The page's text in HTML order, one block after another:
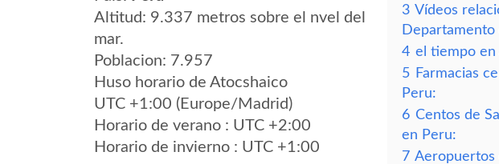
Altitud: 9.337 metros sobre el nvel del
mar.
Poblacion: 7.957
Huso horario de Atocshaico
UTC +1:00 (Europe/Madrid)
Horario de verano : UTC +2:00
Horario de invierno : UTC +1:00
3 Vídeos
4 el tiempo en
5 Farmacias
Peru:
6 Centos de
en Peru:
7 Aeropuertos